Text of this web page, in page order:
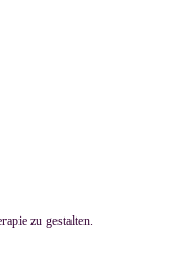
zu gestalten.